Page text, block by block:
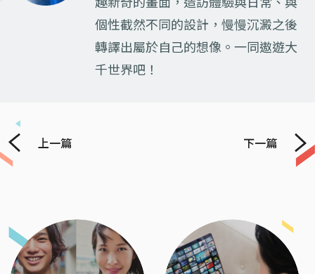
個性截然不同的設計，慢慢沉澱之後
轉譯出屬於自己的想像。一同遨遊大
千世界吧！
上一篇 下一篇